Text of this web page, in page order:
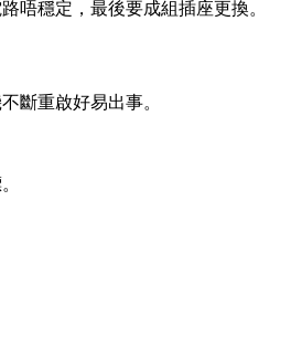
唔穩定，最後要成組插座更換。
斷重啟好易出事。